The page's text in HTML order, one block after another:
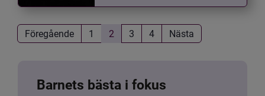
Föregående 1 2 3 4 Nästa
Barnets bästa i fokus